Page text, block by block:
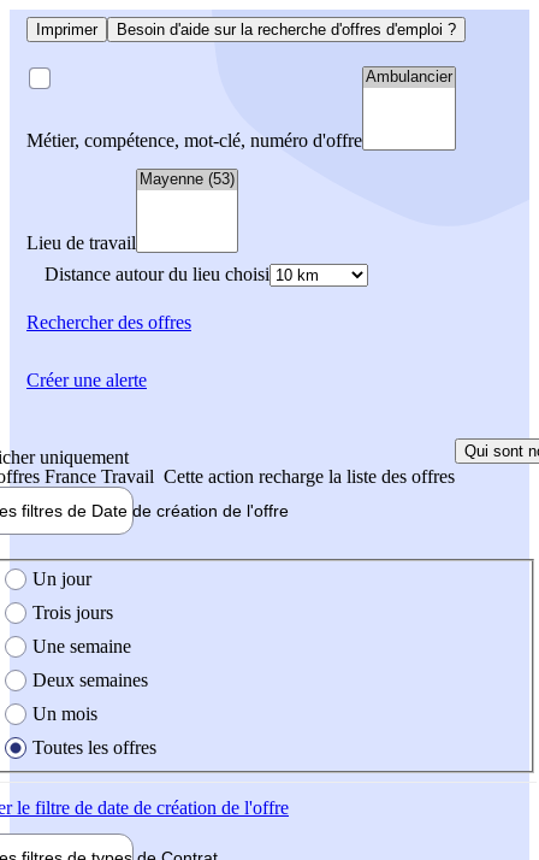
Imprimer Besoin d'aide sur la recherche d'offres d'emploi ?
Métier, compétence, mot-clé, numéro d'offre
Lieu de travail
Distance autour du lieu choisi
Rechercherdes offres
uniquement
France Travail Cette action recharge la liste des offres
Qui sont
filtres de Date de création de l'offre
création de l'offre
Un jour
Trois jours
Une semaine
Deux semaines
Un mois
Toutes les offres
le filtre de date de création de l'offre
Créer une alerte